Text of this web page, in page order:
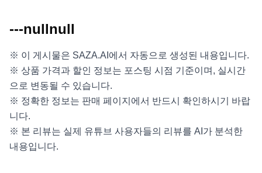
---nullnull
※ 이 게시물은 SAZA.AI에서 자동으로 생성된 내용입니다.
※ 상품 가격과 할인 정보는 포스팅 시점 기준이며, 실시간
으로 변동될 수 있습니다.
※ 정확한 정보는 판매 페이지에서 반드시 확인하시기 바랍
니다.
※ 본 리뷰는 실제 유튜브 사용자들의 리뷰를 AI가 분석한
내용입니다.